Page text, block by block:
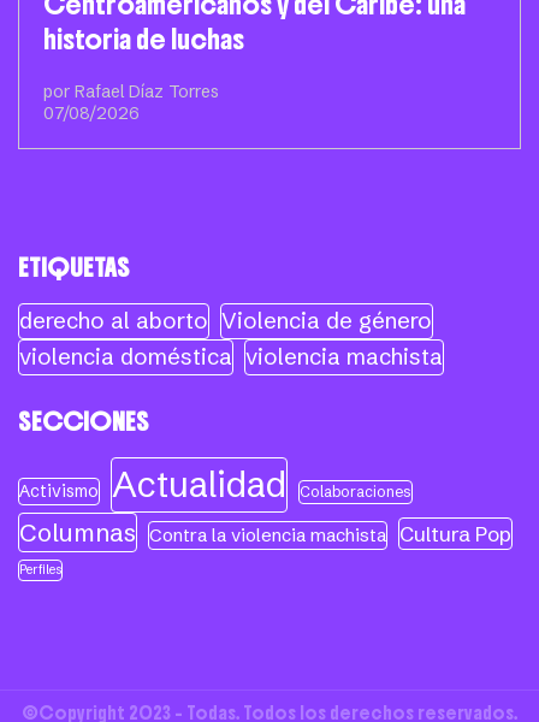
historia de luchas
por Rafael Díaz Torres
07/08/2026
ETIQUETAS
derecho al aborto Violencia de género
violencia doméstica violencia machista
SECCIONES
Activismo Actualidad Colaboraciones
Columnas Contra la violencia machista Cultura Pop
Perfiles
©Copyright 2023 - Todas. Todos los derechos reservados.